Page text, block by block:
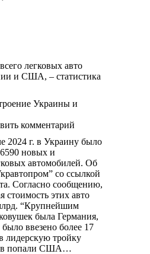
легковых авто
и США, – статистика
Украины и
комментарий
2024 г. в Украину было
новых и
автомобилей. Об
со ссылкой
Согласно сообщению,
стоимость этих авто
“Крупнейшим
была Германия,
ввезено более 17
лидерскую тройку
попали США…